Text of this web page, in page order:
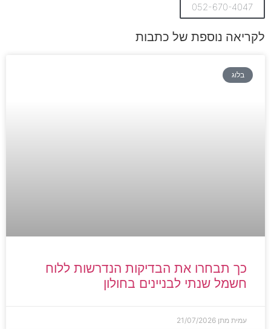
052-670-4047
לקריאה נוספת של כתבות
בלוג
כך תבחרו את הבדיקות הנדרשות ללוח
חשמל שנתי לבניינים בחולון
עמית מתן 21/07/2026